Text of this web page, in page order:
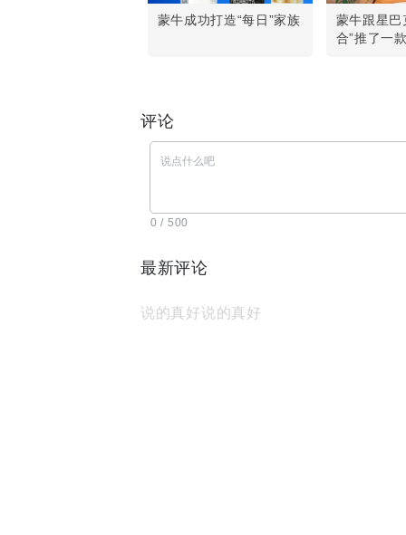
蒙牛成功打造“每日”家族
蒙牛跟星巴
合”推了一
评论
0 / 500
最新评论
说的真好说的真好